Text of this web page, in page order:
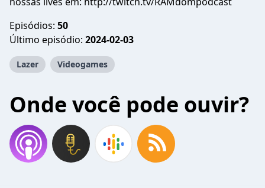
Episódios: 50
Último episódio: 2024-02-03
Lazer Videogames
Onde você pode ouvir?